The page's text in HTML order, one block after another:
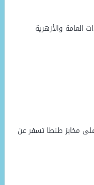
العامة والأزهرية
مخابز طنطا تسفر عن